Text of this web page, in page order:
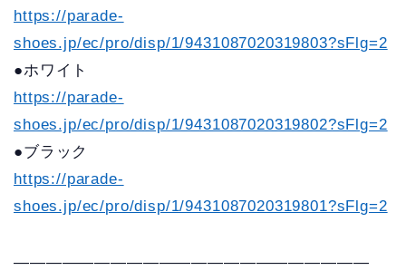
https://parade-
shoes.jp/ec/pro/disp/1/9431087020319803?sFlg=2
●ホワイト
https://parade-
shoes.jp/ec/pro/disp/1/9431087020319802?sFlg=2
●ブラック
https://parade-
shoes.jp/ec/pro/disp/1/9431087020319801?sFlg=2
——————————————————————